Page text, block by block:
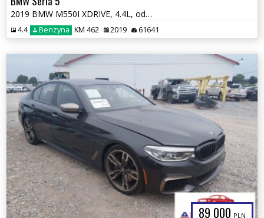
2019 BMW M550I XDRIVE, 4.4L, od ubezpieczalni
4.4 Benzyna KM 462 2019 61641
89 000 PLN